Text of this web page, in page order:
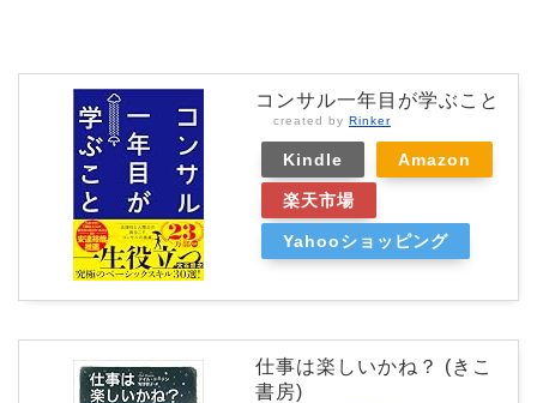
コンサル一年目が学ぶこと
created by Rinker
Kindle Amazon
楽天市場
Yahooショッピング
仕事は楽しいかね？ (きこ
書房)